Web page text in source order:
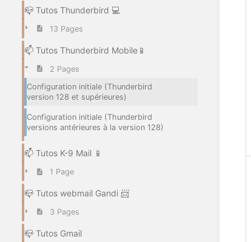
📪 Tutos Thunderbird 💻
13 Pages
📫 Tutos Thunderbird Mobile📱
2 Pages
Configuration initiale (Thunderbird
version 128 et supérieures)
Configuration initiale (Thunderbird
versions antérieures à la version 128)
📫 Tutos K-9 Mail 📱
1 Page
📪 Tutos webmail Gandi 📨
3 Pages
📪 Tutos Gmail